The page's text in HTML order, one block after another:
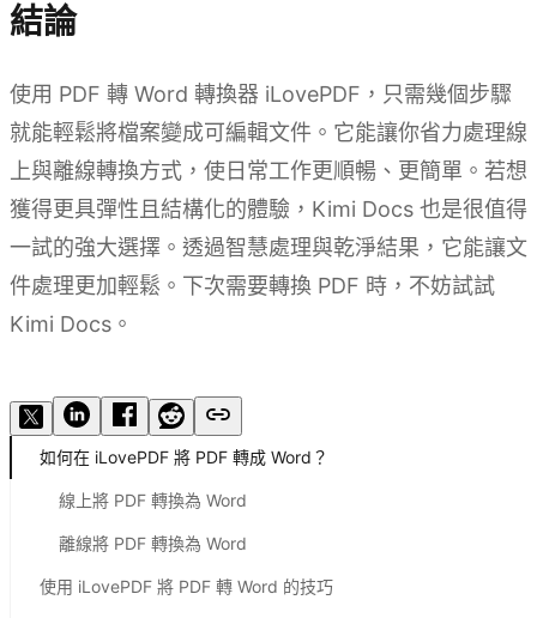
結論
使用 PDF 轉 Word 轉換器 iLovePDF，只需幾個步驟
就能輕鬆將檔案變成可編輯文件。它能讓你省力處理線
上與離線轉換方式，使日常工作更順暢、更簡單。若想
獲得更具彈性且結構化的體驗，Kimi Docs 也是很值得
一試的強大選擇。透過智慧處理與乾淨結果，它能讓文
件處理更加輕鬆。下次需要轉換 PDF 時，不妨試試
Kimi Docs。
如何在 iLovePDF 將 PDF 轉成 Word？
線上將 PDF 轉換為 Word
離線將 PDF 轉換為 Word
使用 iLovePDF 將 PDF 轉 Word 的技巧